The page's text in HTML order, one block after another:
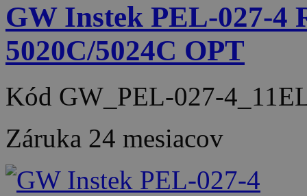
GW Instek PEL-027-
5020C/5024C OPT
Kód GW_PEL-027-
Záruka 24 mesiacov